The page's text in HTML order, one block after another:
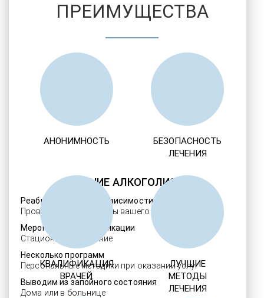
ЛЕЧЕНИЕ АЛКОГОЛИЗМА
Реабилитация алкозависимости
Проверенные ребцентры вашего региона
Мероприятия детоксикации
Стационарное лечение
Несколько программ
Персональные методики при оказании услуг
Выводим из запойного состояния
Дома или в больнице
ПРЕИМУЩЕСТВА
АНОНИМНОСТЬ
БЕЗОПАСНОСТЬ
ЛЕЧЕНИЯ
КВАЛИФИКАЦИЯ
ВРАЧЕЙ
ЛУЧШИЕ
МЕТОДЫ
ЛЕЧЕНИЯ